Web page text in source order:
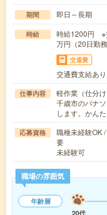
期間 即日～長期
時給
時給1200円 ※
万円（20日勤
交通費
交通費支給あり
仕事内容
軽作業（仕分
千歳市のパナ
します。かん
応募資格
職種未経験OK
要
未経験可
職場の雰囲気
年齢層
20代